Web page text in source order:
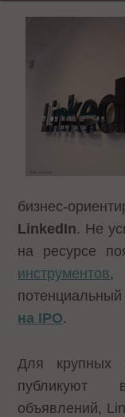
бизнес-
LinkedIn. Не
на ресурсе
инструментов,
на IPO.
Для крупных
публикуют
объявлений,